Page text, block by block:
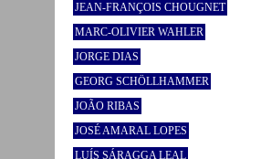
JEAN-FRANÇOIS CHOUGNET
MARC-OLIVIER WAHLER
JORGE DIAS
GEORG SCHÖLLHAMMER
JOÃO RIBAS
JOSÉ AMARAL LOPES
LUÍS SÁRAGGA LEAL